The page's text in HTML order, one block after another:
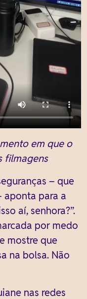
em que o
filmagens
– que
aponta para a
aí, senhora?”.
por medo
mostre que
na bolsa. Não
nas redes